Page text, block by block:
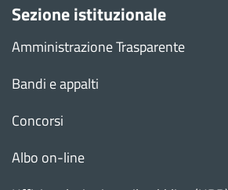
Sezione istituzionale
Amministrazione Trasparente
Bandi e appalti
Concorsi
Albo on-line